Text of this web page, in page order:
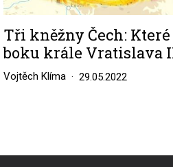
Tři kněžny Čech:
boku krále Vratislava
Vojtěch Klíma 29.05.2022